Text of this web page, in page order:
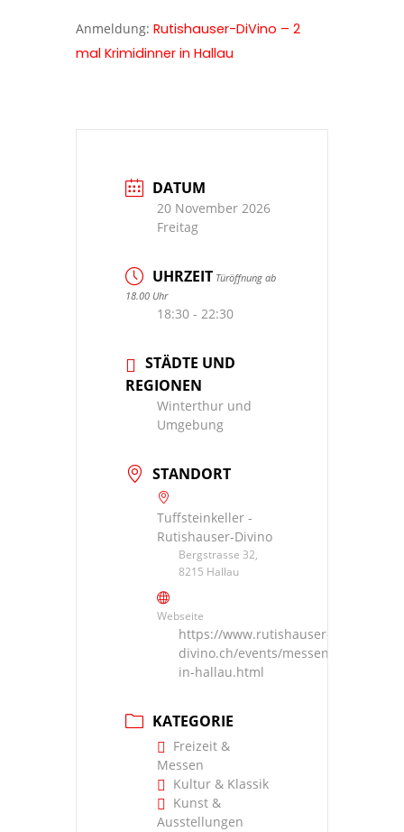
Anmeldung: Rutishauser-DiVino – 2
mal Krimidinner in Hallau
DATUM
20 November 2026
Freitag
UHRZEIT Türöffnung ab
18.00 Uhr
18:30 - 22:30
STÄDTE UND
REGIONEN
Winterthur und
Umgebung
STANDORT
Tuffsteinkeller -
Rutishauser-Divino
Bergstrasse 32,
8215 Hallau
Webseite
https://www.rutishauser-
divino.ch/events/messen/
in-hallau.html
KATEGORIE
Freizeit &
Messen
Kultur & Klassik
Kunst &
Ausstellungen